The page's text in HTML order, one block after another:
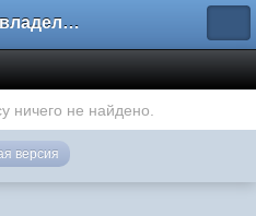
Форум владельцев интернет-магазинов
ничего не найдено.
версия